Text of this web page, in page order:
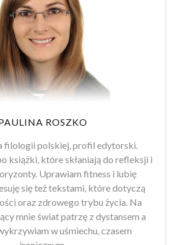
ROSZKO
filologii polskiej, profil edytorski.
książki, które skłaniają do refleksji i
Uprawiam fitness i lubię
się też tekstami, które dotyczą
oraz zdrowego trybu życia. Na
mnie świat patrzę z dystansem a
w uśmiechu, czasem